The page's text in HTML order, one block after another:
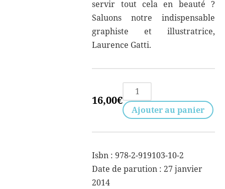
servir tout cela en beauté ?
Saluons notre indispensable
graphiste et illustratrice,
Laurence Gatti.
16,00€
quantité
de
Gruppen
n°8
Ajouter au panier
Isbn : 978-2-919103-10-2
Date de parution : 27 janvier
2014